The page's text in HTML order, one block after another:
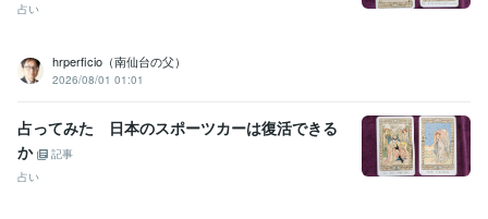
占い
hrperficio（南仙台の父）
2026/08/01 01:01
占ってみた 日本のスポーツカーは復活できる
か
記事
占い